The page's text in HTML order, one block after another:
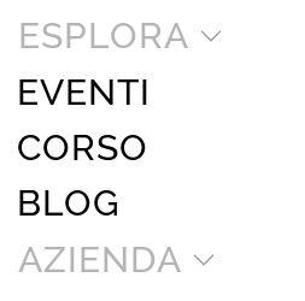
ESPLORA
EVENTI
CORSO
BLOG
AZIENDA